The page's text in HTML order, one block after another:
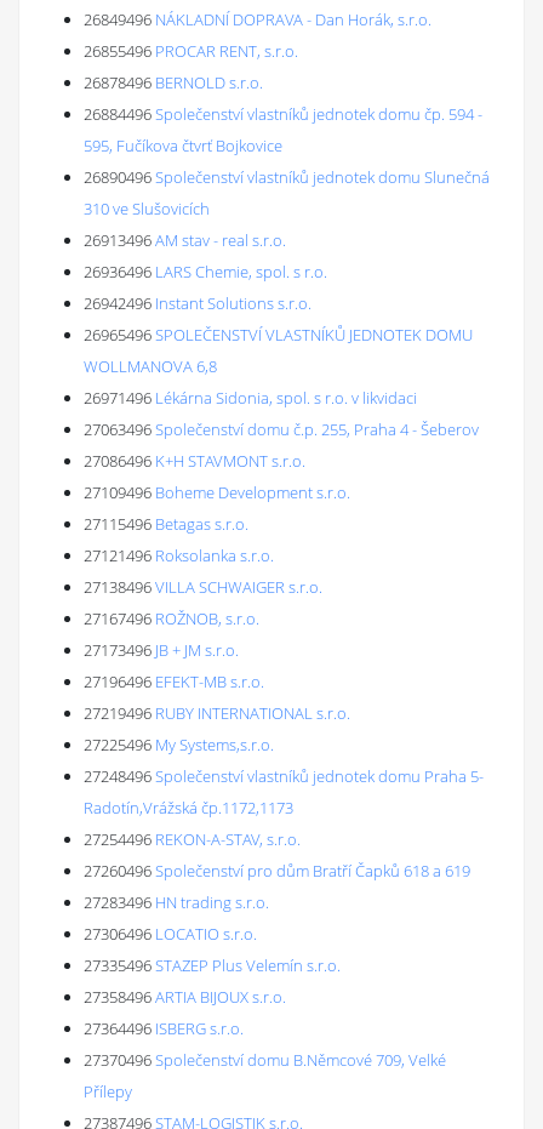
26849496 NÁKLADNÍ DOPRAVA - Dan Horák, s.r.o.
26855496 PROCAR RENT, s.r.o.
26878496 BERNOLD s.r.o.
26884496Společenství vlastníků jednotek domu čp. 594 -
595, Fučíkova čtvrť Bojkovice
26890496Společenství vlastníků jednotek domu Slunečná
310 ve Slušovicích
26913496AM stav - real s.r.o.
26936496 LARS Chemie, spol. s r.o.
26942496 Instant Solutions s.r.o.
26965496SPOLEČENSTVÍ VLASTNÍKŮ JEDNOTEK DOMU
WOLLMANOVA 6,8
26971496 Lékárna Sidonia, spol. s r.o. v likvidaci
27063496Společenství domu č.p. 255, Praha 4 - Šeberov
27086496 K+H STAVMONT s.r.o.
27109496 Boheme Development s.r.o.
27115496 Betagas s.r.o.
27121496 Roksolanka s.r.o.
27138496VILLA SCHWAIGER s.r.o.
27167496 ROŽNOB, s.r.o.
27173496 JB + JM s.r.o.
27196496 EFEKT-MB s.r.o.
27219496 RUBY INTERNATIONAL s.r.o.
27225496 My Systems,s.r.o.
27248496Společenství vlastníků jednotek domu Praha 5-
Radotín,Vrážská čp.1172,1173
27254496 REKON-A-STAV, s.r.o.
27260496Společenství pro dům Bratří Čapků 618 a 619
27283496 HN trading s.r.o.
27306496 LOCATIO s.r.o.
27335496STAZEP Plus Velemín s.r.o.
27358496ARTIA BIJOUX s.r.o.
27364496 ISBERG s.r.o.
27370496Společenství domu B.Němcové 709, Velké
Přílepy
27387496STAM-LOGISTIK s.r.o.